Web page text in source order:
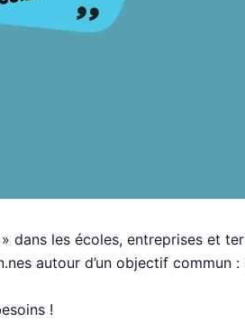
dans les écoles, entreprises et
autour d’un objectif commun
!